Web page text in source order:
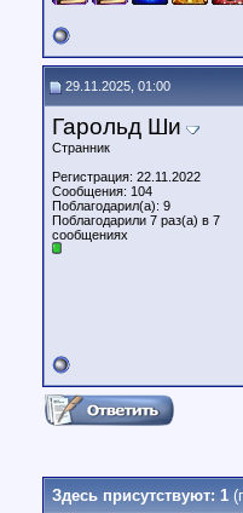
29.11.2025, 01:00
Гарольд Ши
Странник
Регистрация: 22.11.2022
Сообщения: 104
Поблагодарил(а): 9
Поблагодарили 7 раз(а) в 7
сообщениях
Здесь присутствуют: 1